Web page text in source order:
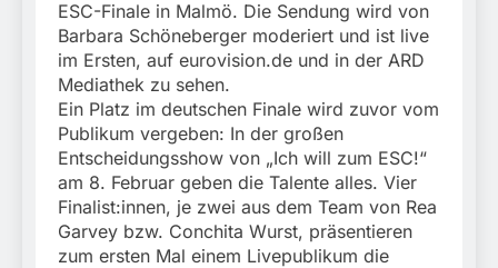
ESC-Finale in Malmö. Die Sendung wird von
Barbara Schöneberger moderiert und ist live
im Ersten, auf eurovision.de und in der ARD
Mediathek zu sehen.
Ein Platz im deutschen Finale wird zuvor vom
Publikum vergeben: In der großen
Entscheidungsshow von „Ich will zum ESC!“
am 8. Februar geben die Talente alles. Vier
Finalist:innen, je zwei aus dem Team von Rea
Garvey bzw. Conchita Wurst, präsentieren
zum ersten Mal einem Livepublikum die